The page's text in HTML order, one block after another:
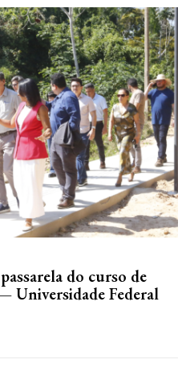
do curso de
Universidade Federal